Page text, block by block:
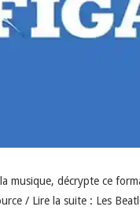
musique, décrypte ce
/ Lire la suite : Les